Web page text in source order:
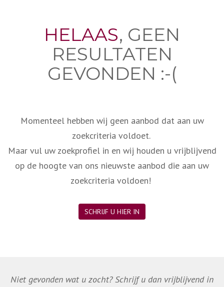
HELAAS, GEEN
RESULTATEN
GEVONDEN :-(
Momenteel hebben wij geen aanbod dat aan uw
zoekcriteria voldoet.
Maar vul uw zoekprofiel in en wij houden u vrijblijvend
op de hoogte van ons nieuwste aanbod die aan uw
zoekcriteria voldoen!
SCHRIJF U HIER IN
Niet gevonden wat u zocht? Schrijf u dan vrijblijvend in